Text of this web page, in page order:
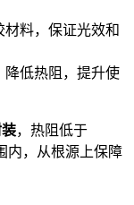
料，保证光效和
降低热阻，提升使
，热阻低于
内，从根源上保障